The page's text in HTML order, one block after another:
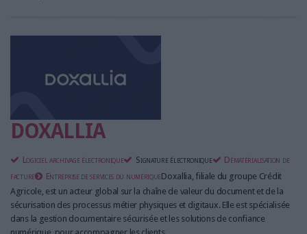
DOXALLIA
Logiciel archivage électronique Signature électronique
Dématérialisation de
facture
Entreprise de services du numériqueDoxallia, filiale du groupe Crédit
Agricole, est un acteur global sur la chaîne de valeur du document et de la
sécurisation des processus métier physiques et digitaux. Elle est spécialisée
dans la gestion documentaire sécurisée et les solutions de confiance